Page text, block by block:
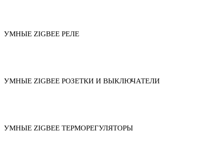
УМНЫЕ ZIGBEE РЕЛЕ
УМНЫЕ ZIGBEE РОЗЕТКИ И ВЫКЛЮЧАТЕЛИ
УМНЫЕ ZIGBEE ТЕРМОРЕГУЛЯТОРЫ